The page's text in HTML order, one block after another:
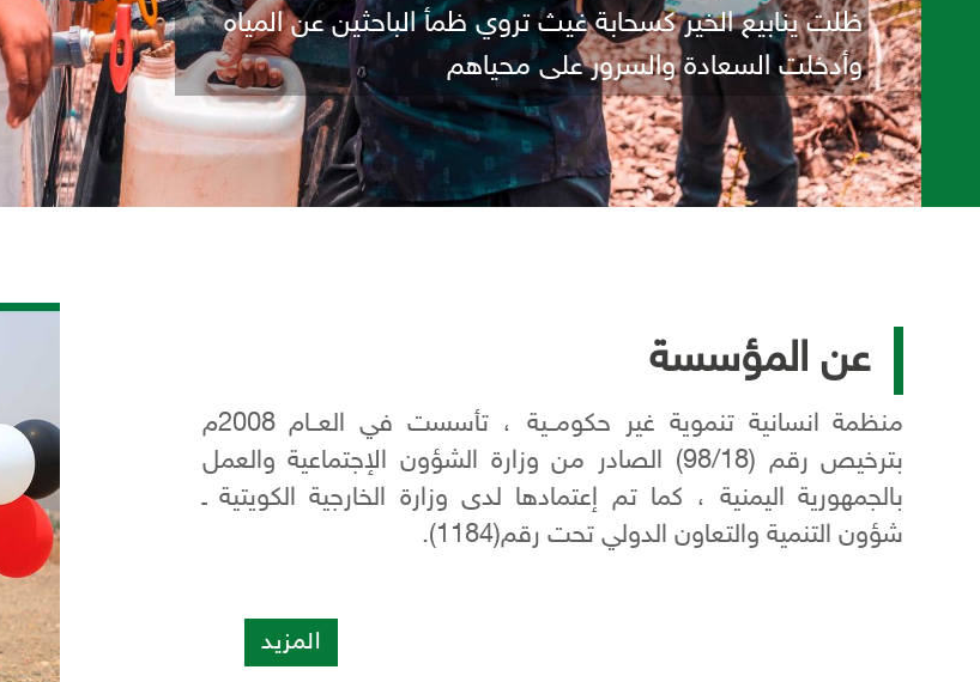
ظلت ينابيع الخير كسحابة غيث تروي ظمأ الباحثين عن المياه
وأدخلت السعادة والسرور على محياهم
عن المؤسسة
منظمة انسانية تنموية غير حكومــية ، تأسست في العــام 2008م
بترخيص رقم (98/18) الصادر من وزارة الشؤون الإجتماعية والعمل
بالجمهورية اليمنية ، كما تم إعتمادها لدى وزارة الخارجية الكويتية ـ
شؤون التنمية والتعاون الدولي تحت رقم(1184).
المزيد